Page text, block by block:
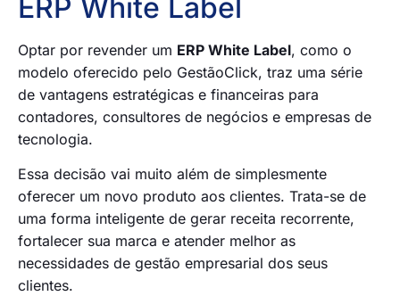
ERP White Label
Optar por revender um ERP White Label, como o
modelo oferecido pelo GestãoClick, traz uma série
de vantagens estratégicas e financeiras para
contadores, consultores de negócios e empresas de
tecnologia.
Essa decisão vai muito além de simplesmente
oferecer um novo produto aos clientes. Trata-se de
uma forma inteligente de gerar receita recorrente,
fortalecer sua marca e atender melhor as
necessidades de gestão empresarial dos seus
clientes.